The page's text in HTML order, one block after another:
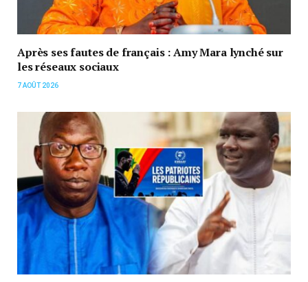
Après ses fautes de français : Amy Mara lynché sur
les réseaux sociaux
7 AOÛT 2026